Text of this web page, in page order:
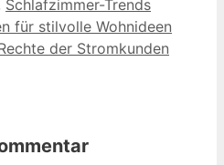
Schlafzimmer-Trends
für stilvolle Wohnideen
der Stromkunden